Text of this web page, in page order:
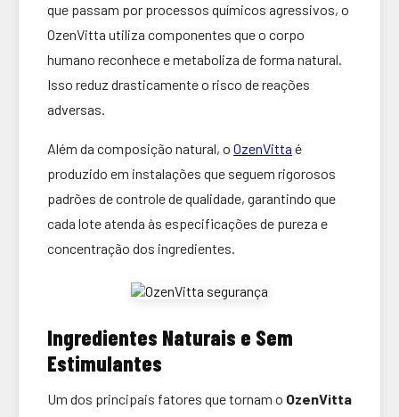
que passam por processos químicos agressivos, o
OzenVitta utiliza componentes que o corpo
humano reconhece e metaboliza de forma natural.
Isso reduz drasticamente o risco de reações
adversas.
Além da composição natural, o OzenVitta é
produzido em instalações que seguem rigorosos
padrões de controle de qualidade, garantindo que
cada lote atenda às especificações de pureza e
concentração dos ingredientes.
Ingredientes Naturais e Sem
Estimulantes
Um dos principais fatores que tornam o OzenVitta